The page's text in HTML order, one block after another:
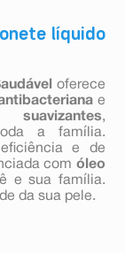
líquido
oferece
e
suavizantes,
a família.
e de
com óleo
e sua família.
da sua pele.